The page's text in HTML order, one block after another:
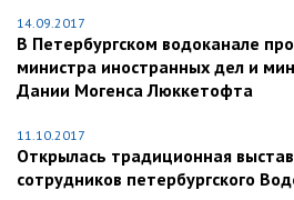
14.09.2017
В Петербургском водоканале
министра иностранных дел и
Дании Могенса Люккетофта
11.10.2017
Открылась традиционная
сотрудников петербургского